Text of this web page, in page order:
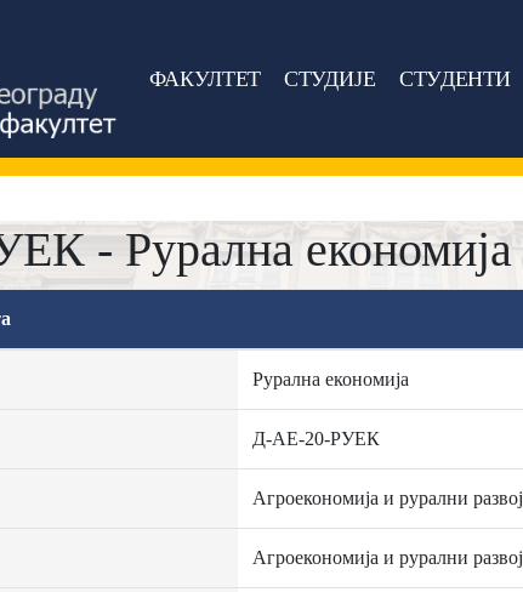
ФАКУЛТЕТ СТУДИЈЕ СТУДЕНТИ
- Рурална економија
Рурална економија
Д-АЕ-20-РУЕК
Агроекономија и рурални развој
Агроекономија и рурални развој